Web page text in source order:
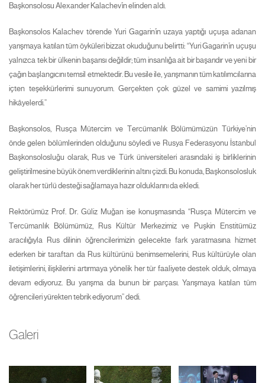
Başkonsolosu Alexander Kalachev’in elinden aldı.
Başkonsolos Kalachev törende Yuri Gagarin’in uzaya yaptığı uçuşa adanan
yarışmaya katılan tüm öyküleri bizzat okuduğunu belirtti: “Yuri Gagarin’in uçuşu
yalnızca tek bir ülkenin başarısı değildir; tüm insanlığa ait bir başarıdır ve yeni bir
çağın başlangıcını temsil etmektedir. Bu vesile ile, yarışmanın tüm katılımcılarına
içten teşekkürlerimi sunuyorum. Gerçekten çok güzel ve samimi yazılmış
hikâyelerdi.”
Başkonsolos, Rusça Mütercim ve Tercümanlık Bölümümüzün Türkiye’nin
önde gelen bölümlerinden olduğunu söyledi ve Rusya Federasyonu İstanbul
Başkonsolosluğu olarak, Rus ve Türk üniversiteleri arasındaki iş birliklerinin
geliştirilmesine büyük önem verdiklerinin altını çizdi. Bu konuda, Başkonsolosluk
olarak her türlü desteği sağlamaya hazır olduklarını da ekledi.
Rektörümüz Prof. Dr. Güliz Muğan ise konuşmasında “Rusça Mütercim ve
Tercümanlık Bölümümüz, Rus Kültür Merkezimiz ve Puşkin Enstitümüz
aracılığıyla Rus dilinin öğrencilerimizin gelecekte fark yaratmasına hizmet
ederken bir taraftan da Rus kültürünü benimsemelerini, Rus kültürüyle olan
iletişimlerini, ilişkilerini artırmaya yönelik her tür faaliyete destek olduk, olmaya
devam ediyoruz. Bu yarışma da bunun bir parçası. Yarışmaya katılan tüm
öğrencileri yürekten tebrik ediyorum” dedi.
Galeri